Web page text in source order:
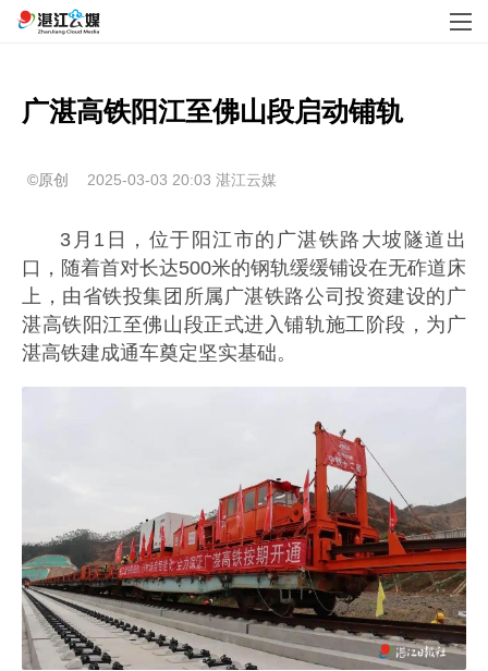
广湛高铁阳江至佛山段启动铺轨
©原创 2025-03-03 20:03 湛江云媒
3月1日，位于阳江市的广湛铁路大坡隧道出
口，随着首对长达500米的钢轨缓缓铺设在无砟道床
上，由省铁投集团所属广湛铁路公司投资建设的广
湛高铁阳江至佛山段正式进入铺轨施工阶段，为广
湛高铁建成通车奠定坚实基础。